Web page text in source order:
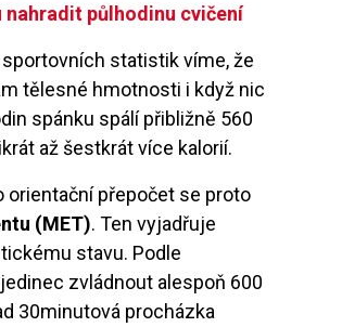
nahradit půlhodinu cvičení
statistik víme, že
tělesné hmotnosti i když nic
spánku spálí přibližně 560
až šestkrát více kalorií.
orientační přepočet se proto
(MET). Ten vyjadřuje
stavu. Podle
zvládnout alespoň 600
30minutová procházka